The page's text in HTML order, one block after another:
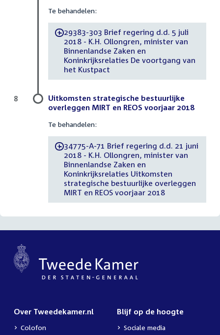
Te behandelen:
-29383-303 Brief regering d.d. 5 juli
2018 - K.H. Ollongren, minister van
Binnenlandse Zaken en
Koninkrijksrelaties De voortgang van
het Kustpact
Uitkomsten strategische bestuurlijke
overleggen MIRT en REOS voorjaar 2018
Te behandelen:
-34775-A-71 Brief regering d.d. 21 juni
2018 - K.H. Ollongren, minister van
Binnenlandse Zaken en
Koninkrijksrelaties Uitkomsten
strategische bestuurlijke overleggen
MIRT en REOS voorjaar 2018
8
Over Tweedekamer.nl
Colofon
Blijf op de hoogte
Sociale media